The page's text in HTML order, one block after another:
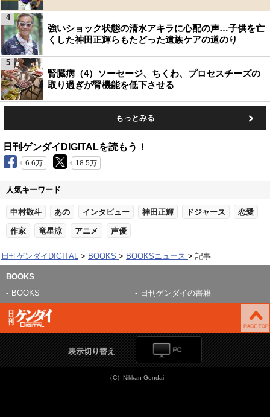
強いショック状態の清水アキラに心配の声…子供を亡
くした神田正輝らもたどった遺族ケアの道のり
4
腎臓病（4）ソーセージ、ちくわ、プロセスチーズの
取り過ぎが腎機能を低下させる
5
もっとみる
日刊ゲンダイDIGITALを読もう！
6.6万 18.5万
人気キーワード
中村敬斗 あの インタビュー 神田正輝 ドジャース 恋愛
作家 竜星涼 アニメ 声優
日刊ゲンダイDIGITAL BOOKS BOOKSニュース 記事
BOOKS
BOOKS
日刊ゲンダイの書籍
表示切り替え
（C）Nikkan Gendai